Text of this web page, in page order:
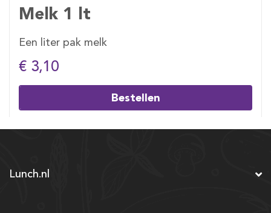
Melk 1 lt
Een liter pak melk
€ 3,10
Bestellen
Lunch.nl